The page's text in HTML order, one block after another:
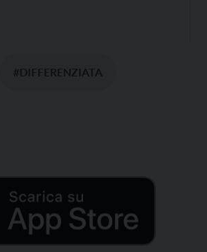
#DIFFERENZIATA